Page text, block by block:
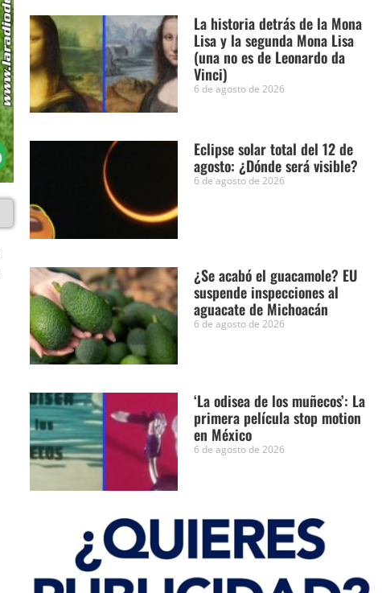
La historia detrás de la Mona
Lisa y la segunda Mona Lisa
(una no es de Leonardo da
Vinci)
6 de agosto de 2026
Eclipse solar total del 12 de
agosto: ¿Dónde será visible?
6 de agosto de 2026
¿Se acabó el guacamole? EU
suspende inspecciones al
aguacate de Michoacán
6 de agosto de 2026
‘La odisea de los muñecos’: La
primera película stop motion
en México
6 de agosto de 2026